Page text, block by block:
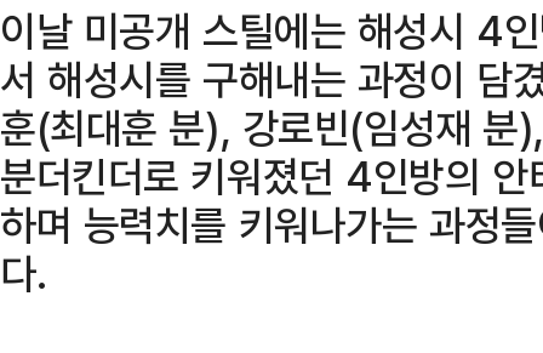
이날 미공개 스틸에는 해성시 4
서 해성시를 구해내는 과정이 담
훈(최대훈 분), 강로빈(임성재
분더킨더로 키워졌던 4인방의
하며 능력치를 키워나가는 과정
다.